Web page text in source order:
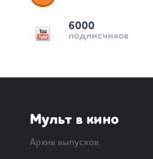
6000
подписчиков
Мульт в кино
Архив выпусков